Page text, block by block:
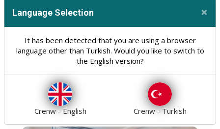
Regex Nedir? Nasıl Çalışır?
Language Selection ×
It has been detected that you are using a browser
language other than Turkish. Would you like to switch to
the English version?
Crenw - English Crenw - Turkish